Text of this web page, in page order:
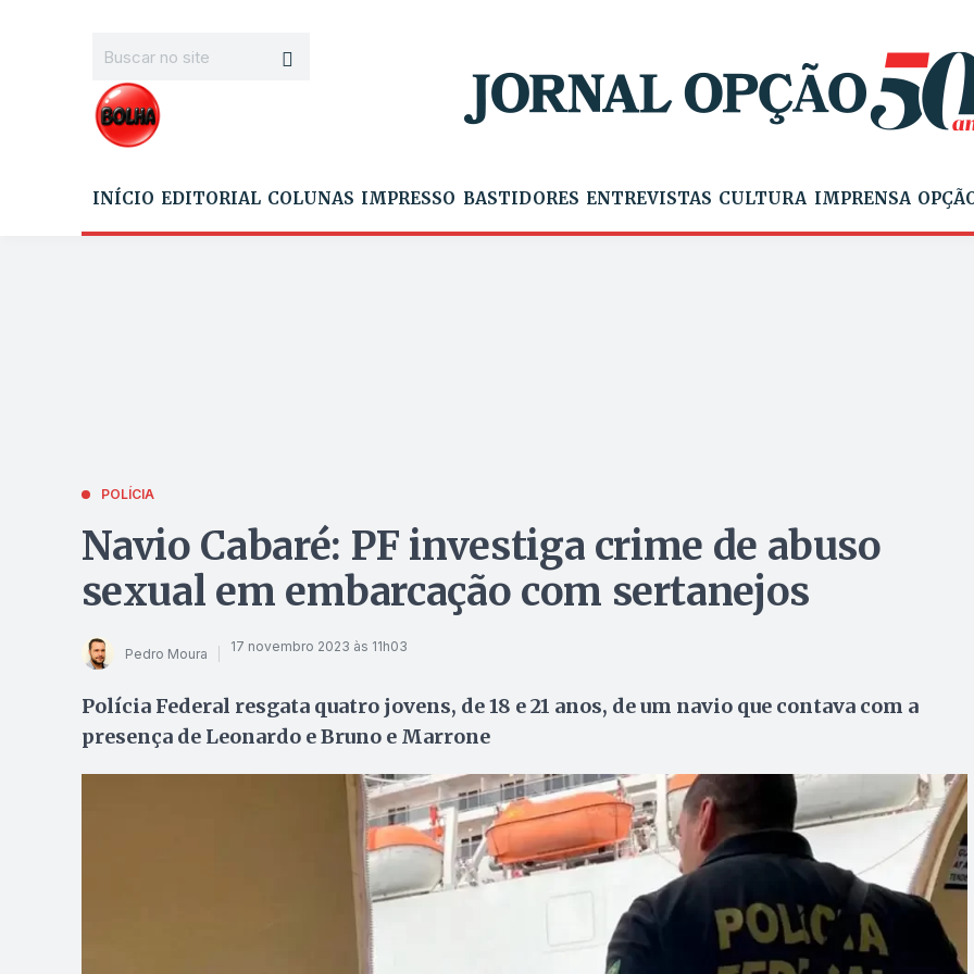
INÍCIO EDITORIAL COLUNAS IMPRESSO BASTIDORES ENTREVISTAS CULTURA IMPRENSA
POLÍCIA
Navio Cabaré: PF investiga crime de abuso
sexual em embarcação com sertanejos
Pedro Moura 17 novembro 2023 às 11h03
Polícia Federal resgata quatro jovens, de 18 e 21 anos, de um navio que contava com a
presença de Leonardo e Bruno e Marrone